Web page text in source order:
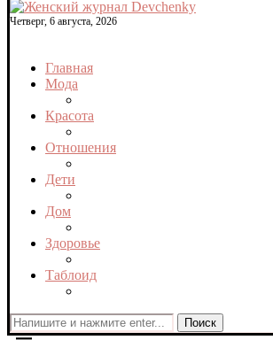
Четверг, 6 августа, 2026
Главная
Мода
Красота
Отношения
Дети
Дом
Здоровье
Таблоид
Поиск